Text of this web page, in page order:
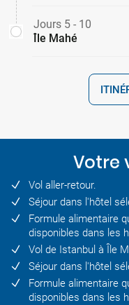
Jours 5 - 10
Île Mahé
Votre
Vol aller-retour.
Séjour dans l'hôtel
Formule alimentaire
disponibles dans les
Vol de Istanbul à Île
Séjour dans l'hôtel
Formule alimentaire
disponibles dans les